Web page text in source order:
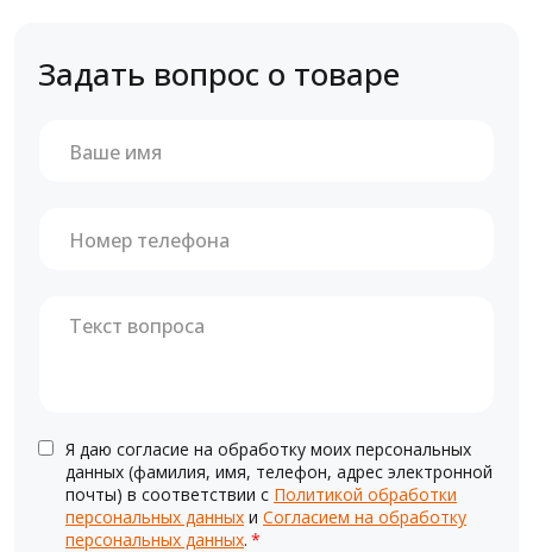
Задать вопрос о товаре
Я даю согласие на обработку моих персональных
данных (фамилия, имя, телефон, адрес электронной
почты) в соответствии с Политикой обработки
персональных данных и Согласием на обработку
персональных данных. *